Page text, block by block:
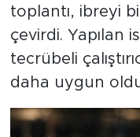
toplantı, ibreyi
çevirdi. Yapılan
tecrübeli
daha uygun